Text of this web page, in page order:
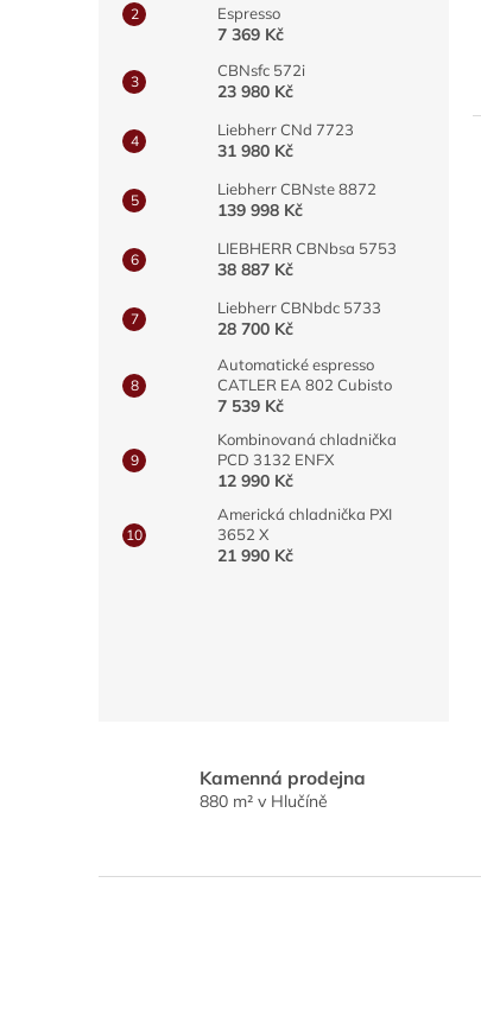
Espresso
7 369 Kč
CBNsfc 572i
23 980 Kč
Liebherr CNd 7723
31 980 Kč
Liebherr CBNste 8872
139 998 Kč
LIEBHERR CBNbsa 5753
38 887 Kč
Liebherr CBNbdc 5733
28 700 Kč
Automatické espresso
CATLER EA 802 Cubisto
7 539 Kč
Kombinovaná chladnička
PCD 3132 ENFX
12 990 Kč
Americká chladnička PXI
3652 X
21 990 Kč
Kamenná prodejna
880 m² v Hlučíně